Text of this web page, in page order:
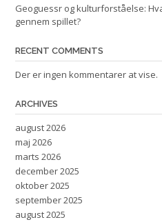
Geoguessr og kulturforståelse:
gennem spillet?
RECENT COMMENTS
Der er ingen kommentarer at vise.
ARCHIVES
august 2026
maj 2026
marts 2026
december 2025
oktober 2025
september 2025
august 2025